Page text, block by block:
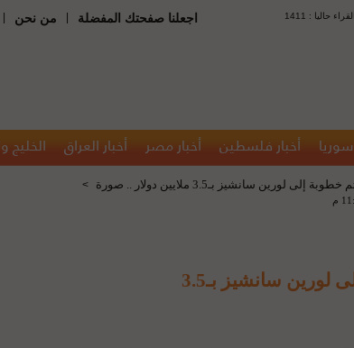
اجعلنا صفحتك المفضلة من نحن القراء حاليا
سوريا أخبار فلسطين أخبار مصر أخبار العراق الخليج
لورين سانشيز بـ3.5 ملايين دولار .. صورة >
جيف بيزوس يقدم خاتم خطوبة إلى لورين سانشيز بـ3.5